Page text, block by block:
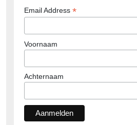
Email Address *
Voornaam
Achternaam